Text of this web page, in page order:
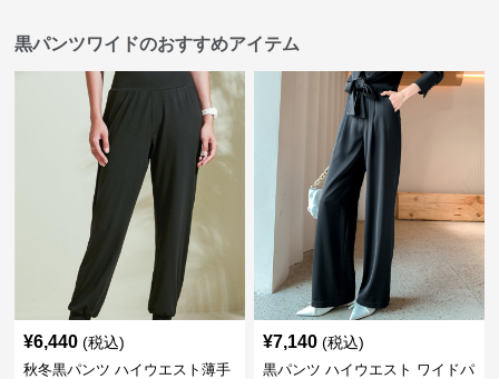
黒パンツワイドのおすすめアイテム
¥6,440 (税込)
秋冬黒パンツ ハイウエスト薄手
¥7,140 (税込)
黒パンツ ハイウエスト ワイドパ